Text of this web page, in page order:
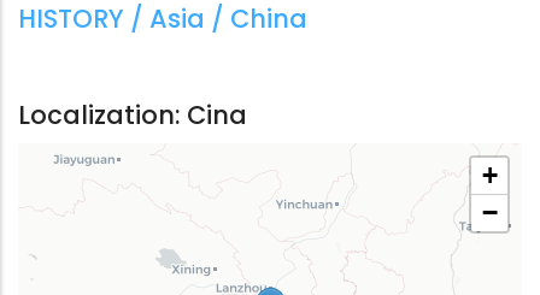
Tags:
HISTORY / Asia / China
Localization: Cina
+
−
VIA DEI SERPENTI
Alessandra Lavagnino
LA MALA
Alessandra
Sellerio